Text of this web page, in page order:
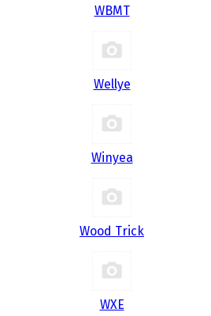
WBMT
Wellye
Winyea
Wood Trick
WXE